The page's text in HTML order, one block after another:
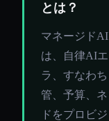
とは？
マネージド
は、自律AI
ラ、すなわ
管、予算、
ドをプロビ